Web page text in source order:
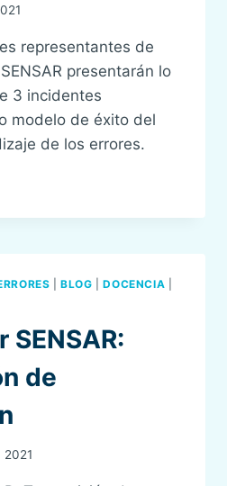
representantes de
presentarán lo
3 incidentes
modelo de éxito del
de los errores.
|BLOG |DOCENCIA
SENSAR:
de
2021